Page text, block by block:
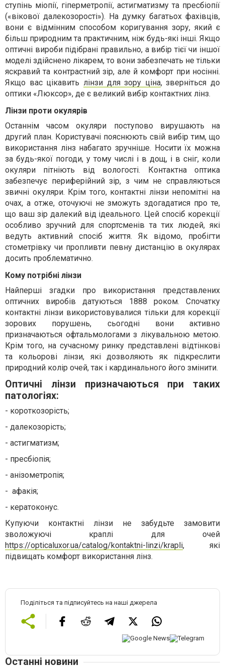
ступінь міопії, гіперметропії, астигматизму та пресбіопії
(«вікової далекозорості»). На думку багатьох фахівців,
вони є відмінним способом коригування зору, який є
більш природним та практичним, ніж будь-які інші. Якщо
оптичні вироби підібрані правильно, а вибір тієї чи іншої
моделі здійснено лікарем, то вони забезпечать не тільки
яскравий та контрастний зір, але й комфорт при носінні.
Якщо вас цікавить лінзи для зору ціна, зверніться до
оптики «Люксор», де є великий вибір контактних лінз.
Лінзи проти окулярів
Останнім часом окуляри поступово вирушають на
другий план. Користувачі пояснюють свій вибір тим, що
використання лінз набагато зручніше. Носити їх можна
за будь-якої погоди, у тому числі і в дощ, і в сніг, коли
окуляри пітніють від вологості. Контактна оптика
забезпечує периферійний зір, з чим не справляються
звичні окуляри. Крім того, контактні лінзи непомітні на
очах, а отже, оточуючі не зможуть здогадатися про те,
що ваш зір далекий від ідеального. Цей спосіб корекції
особливо зручний для спортсменів та тих людей, які
ведуть активний спосіб життя. Як відомо, пробігти
стометрівку чи пропливти певну дистанцію в окулярах
досить проблематично.
Кому потрібні лінзи
Найперші згадки про використання представлених
оптичних виробів датуються 1888 роком. Спочатку
контактні лінзи використовувалися тільки для корекції
зорових порушень, сьогодні вони активно
призначаються офтальмологами з лікувальною метою.
Крім того, на сучасному ринку представлені відтінкові
та кольорові лінзи, які дозволяють як підкреслити
природний колір очей, так і кардинального його змінити.
Оптичні лінзи призначаються при таких
патологіях:
- короткозорість;
- далекозорість;
- астигматизм;
- пресбіопія;
- анізометропія;
- афакія;
- кератоконус.
Купуючи контактні лінзи не забудьте замовити
зволожуючі краплі для очей
https://opticaluxor.ua/catalog/kontaktni-linzi/krapli, які
підвищать комфорт використання лінз.
Поділіться та підписуйтесь на наші джерела
Останні новини